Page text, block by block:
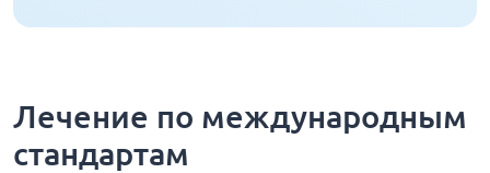
Лечение по международным
стандартам